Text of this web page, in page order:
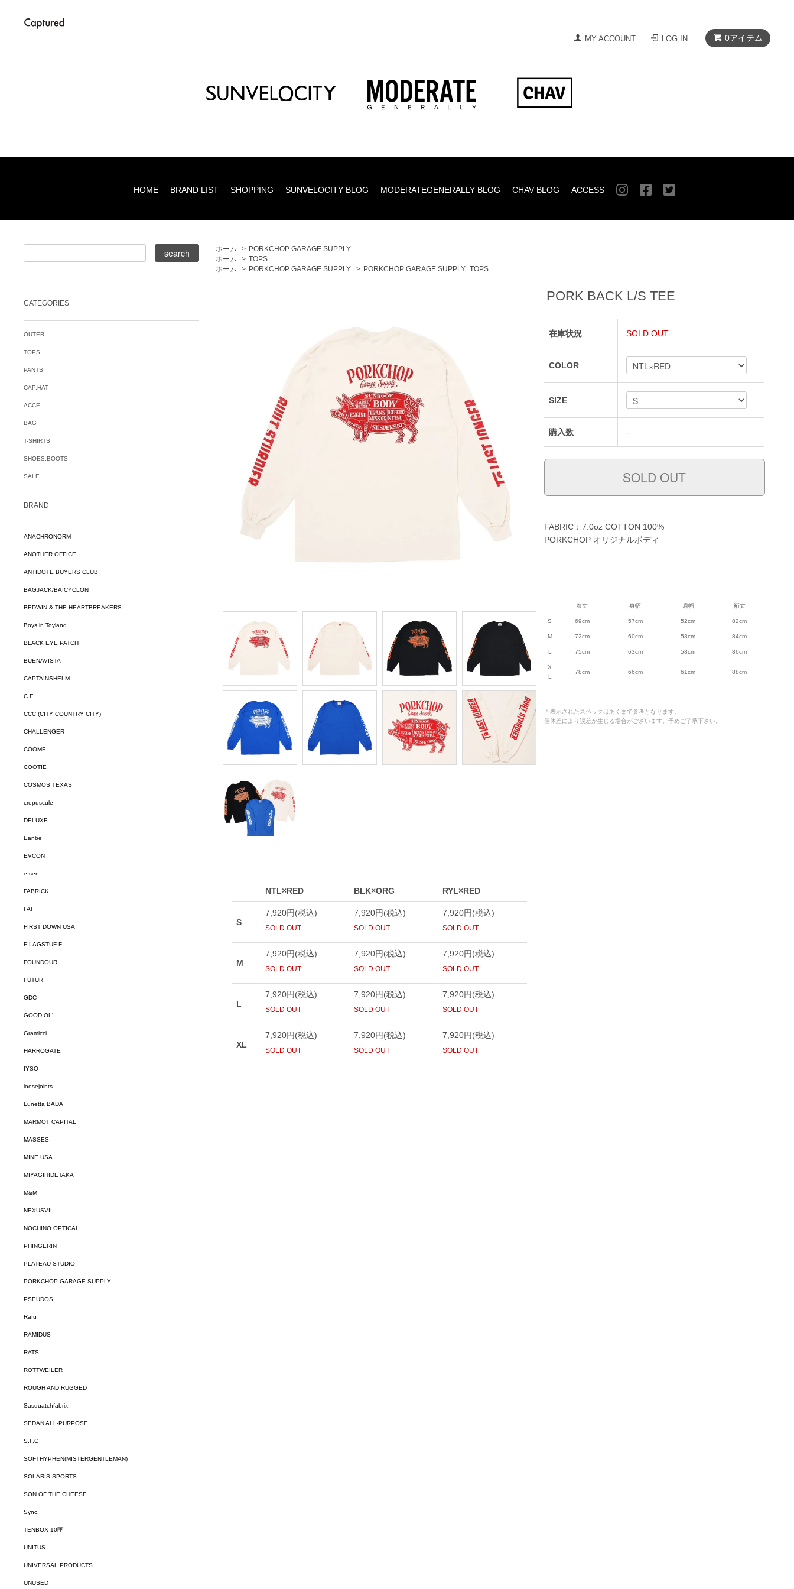
0アイテム
MY ACCOUNT LOG IN
HOME BRAND LIST SHOPPING SUNVELOCITY BLOG MODERATEGENERALLY BLOG CHAV BLOG ACCESS
ホーム > PORKCHOP GARAGE SUPPLY
ホーム
> TOPS
ホーム
> PORKCHOP GARAGE SUPPLY > PORKCHOP GARAGE SUPPLY_TOPS
PORK BACK L/S TEE
在庫状況 SOLD OUT
COLOR
SIZE
購入数 -
FABRIC：7.0oz COTTON 100%
PORKCHOP オリジナルボディ
着丈 身幅 肩幅 裄丈
S 69cm 57cm 52cm 82cm
M 72cm 60cm 58cm 84cm
L 75cm 63cm 58cm 86cm
X
L
78cm 66cm 61cm 88cm
＊表示されたスペックはあくまで参考となります。
個体差により誤差が生じる場合がございます。予めご了承下さい。
CATEGORIES
OUTER
TOPS
PANTS
CAP,HAT
ACCE
BAG
T-SHIRTS
SHOES,BOOTS
SALE
BRAND
ANACHRONORM
ANOTHER OFFICE
ANTIDOTE BUYERS CLUB
BAGJACK/BAICYCLON
BEDWIN & THE HEARTBREAKERS
Boys in Toyland
BLACK EYE PATCH
BUENAVISTA
CAPTAINSHELM
C.E
CCC (CITY COUNTRY CITY)
CHALLENGER
COOME
COOTIE
COSMOS TEXAS
crepuscule
DELUXE
Eanbe
EVCON
e.sen
FABRICK
FAF
FIRST DOWN USA
F-LAGSTUF-F
FOUNDOUR
FUTUR
GDC
GOOD OL'
Gramicci
HARROGATE
IYSO
loosejoints
Lunetta BADA
MARMOT CAPITAL
MASSES
MINE USA
MIYAGIHIDETAKA
M&M
NEXUSVII.
NOCHINO OPTICAL
PHINGERIN
PLATEAU STUDIO
PORKCHOP GARAGE SUPPLY
PSEUDOS
Rafu
RAMIDUS
RATS
ROTTWEILER
ROUGH AND RUGGED
Sasquatchfabrix.
SEDAN ALL-PURPOSE
S.F.C
SOFTHYPHEN(MISTERGENTLEMAN)
SOLARIS SPORTS
SON OF THE CHEESE
Sync.
TENBOX 10匣
UNITUS
UNIVERSAL PRODUCTS.
UNUSED